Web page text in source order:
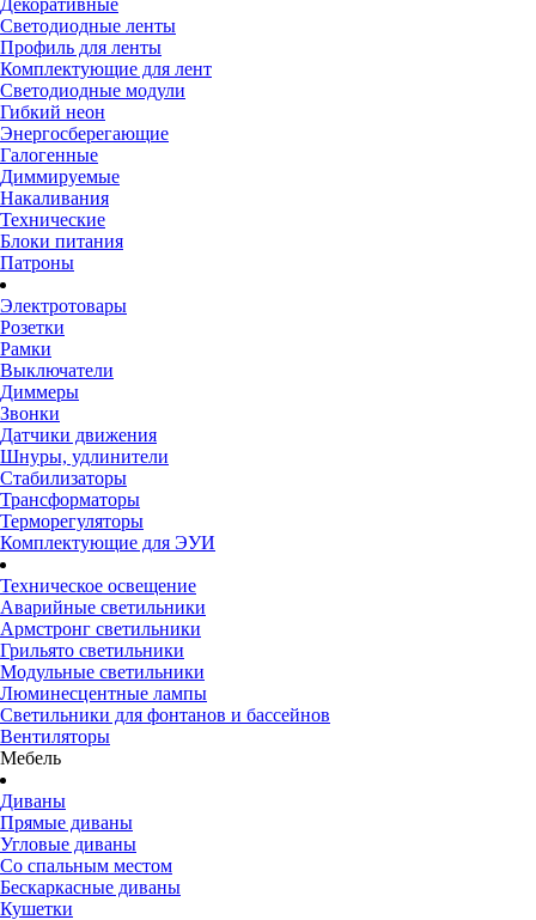
Декоративные
Светодиодные ленты
Профиль для ленты
Комплектующие для лент
Светодиодные модули
Гибкий неон
Энергосберегающие
Галогенные
Диммируемые
Накаливания
Технические
Блоки питания
Патроны
Электротовары
Розетки
Рамки
Выключатели
Диммеры
Звонки
Датчики движения
Шнуры, удлинители
Стабилизаторы
Трансформаторы
Терморегуляторы
Комплектующие для ЭУИ
Техническое освещение
Аварийные светильники
Армстронг светильники
Грильято светильники
Модульные светильники
Люминесцентные лампы
Светильники для фонтанов и бассейнов
Вентиляторы
Мебель
Диваны
Прямые диваны
Угловые диваны
Со спальным местом
Бескаркасные диваны
Кушетки